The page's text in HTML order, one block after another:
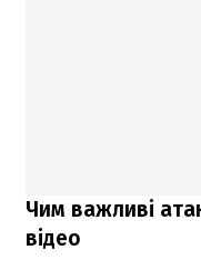
Чим важливі
відео